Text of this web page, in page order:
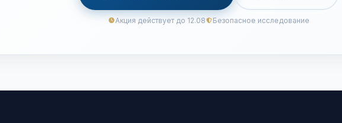
Акция действует до 12.08 Безопасное исследование